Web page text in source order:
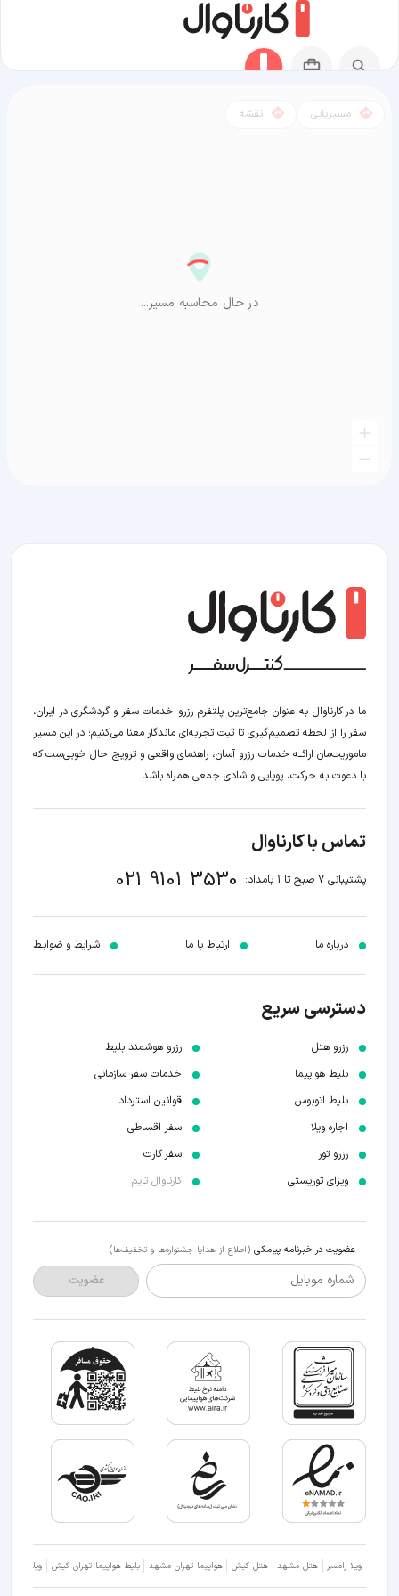
مسیریابی نقشه
در حال محاسبه مسیر...
ما در کارناوال به عنوان جامع‌ترین پلتفرم رزرو خدمات سفر و گردشگری در ایران،
سفر را از لحظه‌ تصمیم‌گیری تا ثبت تجربه‌ای ماندگار معنا می‌کنیم؛ در این مسیر‍
ماموریت‌مان اراﺋــﻪ خدمات رزرو آسان، راهنمای واقعی و ترویج حال خوبی‌ست که
با دعوت به حرکت، پویایی و شادی جمعی همراه باشد.
تماس با کارناوال
پشتیبانی 7 صبح تا 1 بامداد: 021 9101 3530
درباره ما ارتباط با ما شرایط و ضوابـط
دسترسی سریع
رزرو هتل
بلیط هواپیما
بلیط اتوبوس
اجاره ویلا
رزرو تور
ویزای توریستی
رزرو هوشمند بلیط
خدمات سفر سازمانی
قوانین استرداد
سفر اقساطی
سفر کارت
کارناوال تایم
عضویت در خبرنامه پیامکی (اطلاع از هدایا جشنواره‌ها و تخفیف‌ها)
شماره موبایل عضویت
ویلا رامسر هتل مشهد هتل کیش هواپیما تهران مشهد بلیط هواپیما تهران کیش ویلا شمال